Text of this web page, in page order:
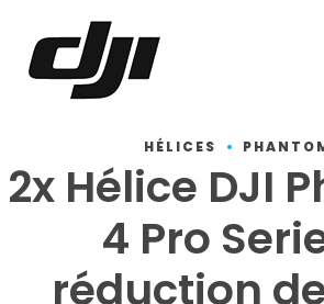
HÉLICES
2x Hélice DJI
4 Pro
réduction